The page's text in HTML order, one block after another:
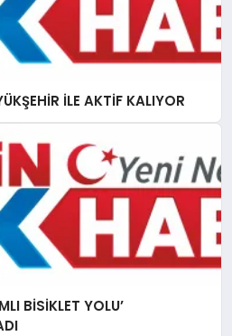
İLE AKTİF KALIYOR
BİSİKLET YOLU’